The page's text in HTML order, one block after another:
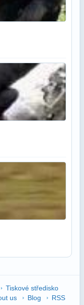
Tiskové středisko
us Blog
RSS